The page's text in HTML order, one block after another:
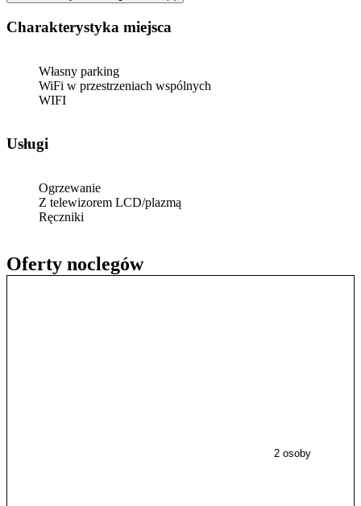
Oferty noclegów
2 osoby
Charakterystyka miejsca
Własny parking
WiFi w przestrzeniach wspólnych
WIFI
Usługi
Ogrzewanie
Z telewizorem LCD/plazmą
Ręczniki